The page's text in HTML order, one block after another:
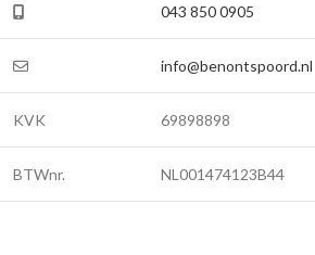
043 850 0905
info@benontspoord.nl
KVK 69898898
BTWnr. NL001474123B44